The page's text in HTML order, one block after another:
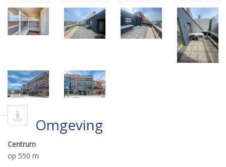
Omgeving
Centrum
op 550 m